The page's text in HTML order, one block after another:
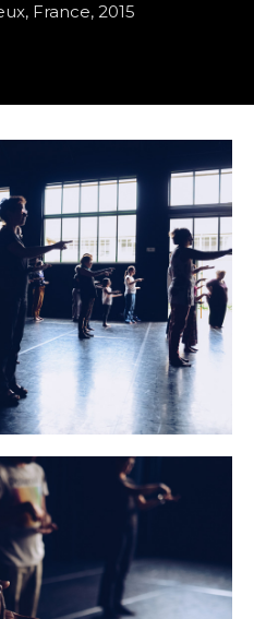
France, 2015